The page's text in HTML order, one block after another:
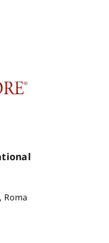
Roma